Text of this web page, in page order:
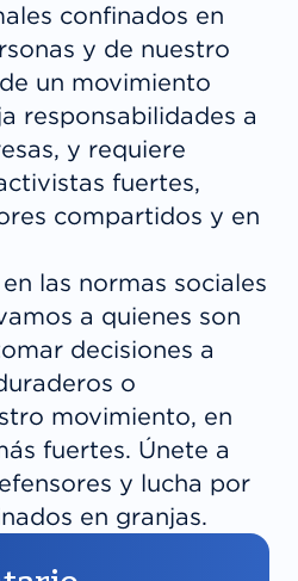
confinados en
y de nuestro
un movimiento
responsabilidades a
y requiere
fuertes,
compartidos y en
las normas sociales
a quienes son
decisiones a
o
movimiento, en
fuertes. Únete a
y lucha por
en granjas.